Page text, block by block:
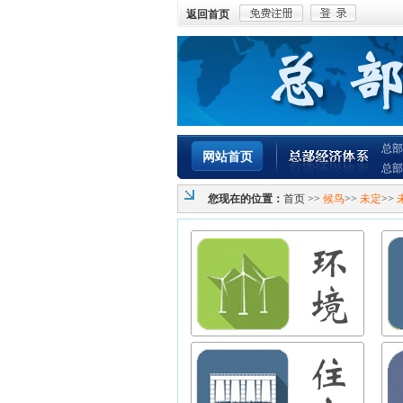
返回首页
网站首页
总
总
您现在的位置： 首页 >> 候鸟>> 未定>>